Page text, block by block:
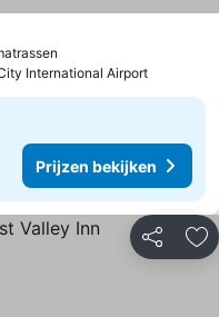
International Airport
Prijzen bekijken
Delen